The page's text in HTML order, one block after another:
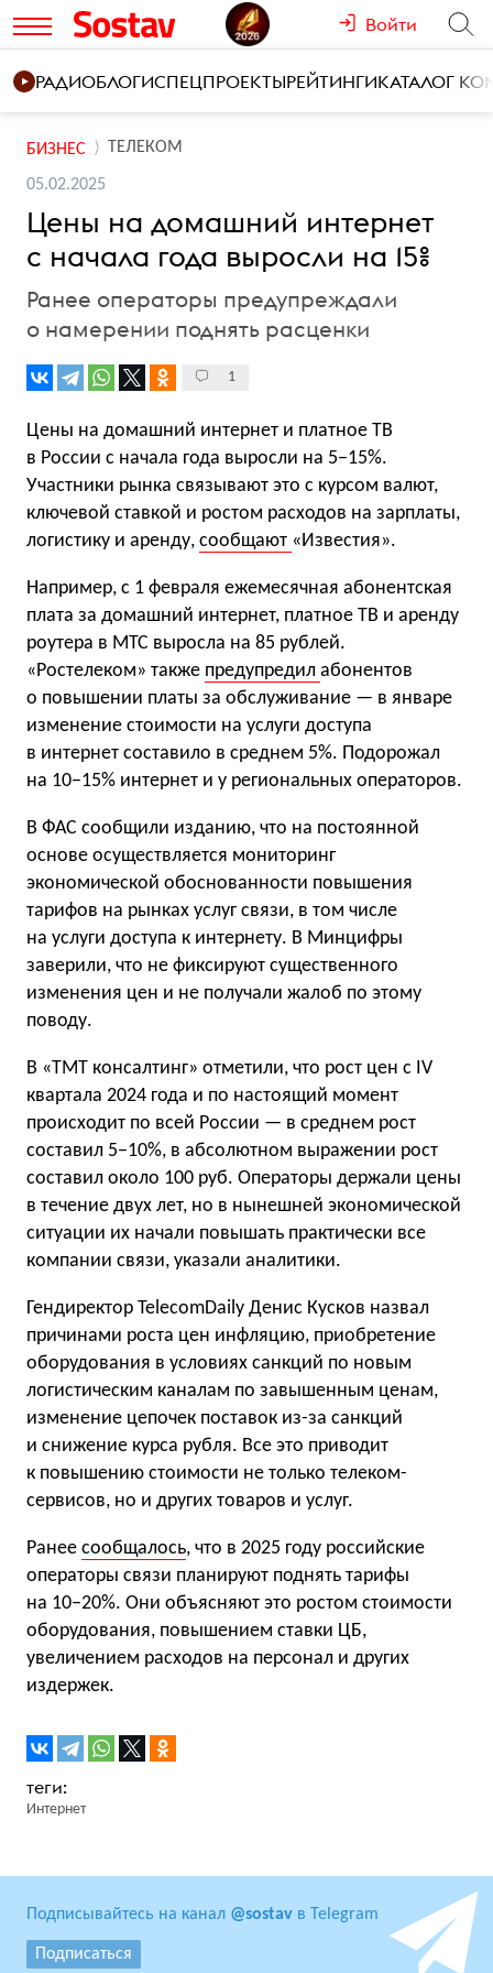
Войти
РАДИОБЛОГИСПЕЦПРОЕКТЫРЕЙТИНГИКАТАЛОГ
БИЗНЕС ТЕЛЕКОМ
05.02.2025
Цены на домашний интернет
с начала года выросли на 15%
Ранее операторы предупреждали
о намерении поднять расценки
1
Цены на домашний интернет и платное ТВ
в России с начала года выросли на 5−15%.
Участники рынка связывают это с курсом валют,
ключевой ставкой и ростом расходов на зарплаты,
логистику и аренду, сообщают «Известия».
Например, с 1 февраля ежемесячная абонентская
плата за домашний интернет, платное ТВ и аренду
роутера в МТС выросла на 85 рублей.
«Ростелеком» также предупредил абонентов
о повышении платы за обслуживание — в январе
изменение стоимости на услуги доступа
в интернет составило в среднем 5%. Подорожал
на 10−15% интернет и у региональных операторов.
В ФАС сообщили изданию, что на постоянной
основе осуществляется мониторинг
экономической обоснованности повышения
тарифов на рынках услуг связи, в том числе
на услуги доступа к интернету. В Минцифры
заверили, что не фиксируют существенного
изменения цен и не получали жалоб по этому
поводу.
В «ТМТ консалтинг» отметили, что рост цен с IV
квартала 2024 года и по настоящий момент
происходит по всей России — в среднем рост
составил 5−10%, в абсолютном выражении рост
составил около 100 руб. Операторы держали цены
в течение двух лет, но в нынешней экономической
ситуации их начали повышать практически все
компании связи, указали аналитики.
Гендиректор TelecomDaily Денис Кусков назвал
причинами роста цен инфляцию, приобретение
оборудования в условиях санкций по новым
логистическим каналам по завышенным ценам,
изменение цепочек поставок из-за санкций
и снижение курса рубля. Все это приводит
к повышению стоимости не только телеком-
сервисов, но и других товаров и услуг.
Ранее сообщалось, что в 2025 году российские
операторы связи планируют поднять тарифы
на 10−20%. Они объясняют это ростом стоимости
оборудования, повышением ставки ЦБ,
увеличением расходов на персонал и других
издержек.
Интернет
Подписывайтесь на канал @sostav в Telegram
Подписаться